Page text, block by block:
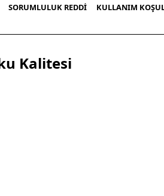
SORUMLULUK REDDI
KULLANIM
Kalitesi